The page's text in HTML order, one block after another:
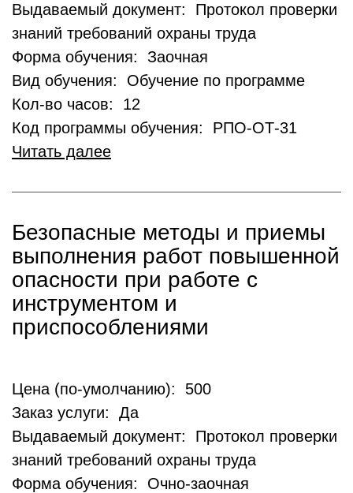
Выдаваемый документ: Протокол проверки
знаний требований охраны труда
Форма обучения: Заочная
Вид обучения: Обучение по программе
Кол-во часов: 12
Код программы обучения: РПО-ОТ-31
Читать далее
Безопасные методы и приемы
выполнения работ повышенной
опасности при работе с
инструментом и
приспособлениями
Цена (по-умолчанию): 500
Заказ услуги: Да
Выдаваемый документ: Протокол проверки
знаний требований охраны труда
Форма обучения: Очно-заочная